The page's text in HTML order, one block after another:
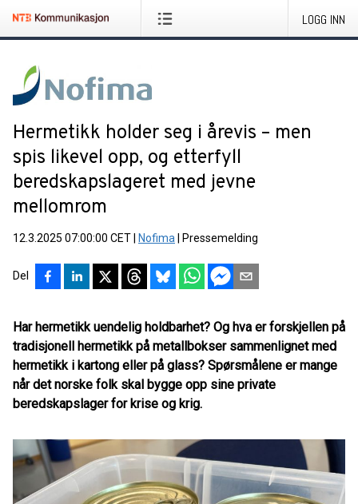
LOGG INN
Hermetikk holder seg i årevis – men
spis likevel opp, og etterfyll
beredskapslageret med jevne
mellomrom
12.3.2025 07:00:00 CET Nofima Pressemelding
Del
Har hermetikk uendelig holdbarhet? Og hva er forskjellen på
tradisjonell hermetikk på metallbokser sammenlignet med
hermetikk i kartong eller på glass? Spørsmålene er mange
når det norske folk skal bygge opp sine private
beredskapslager for krise og krig.